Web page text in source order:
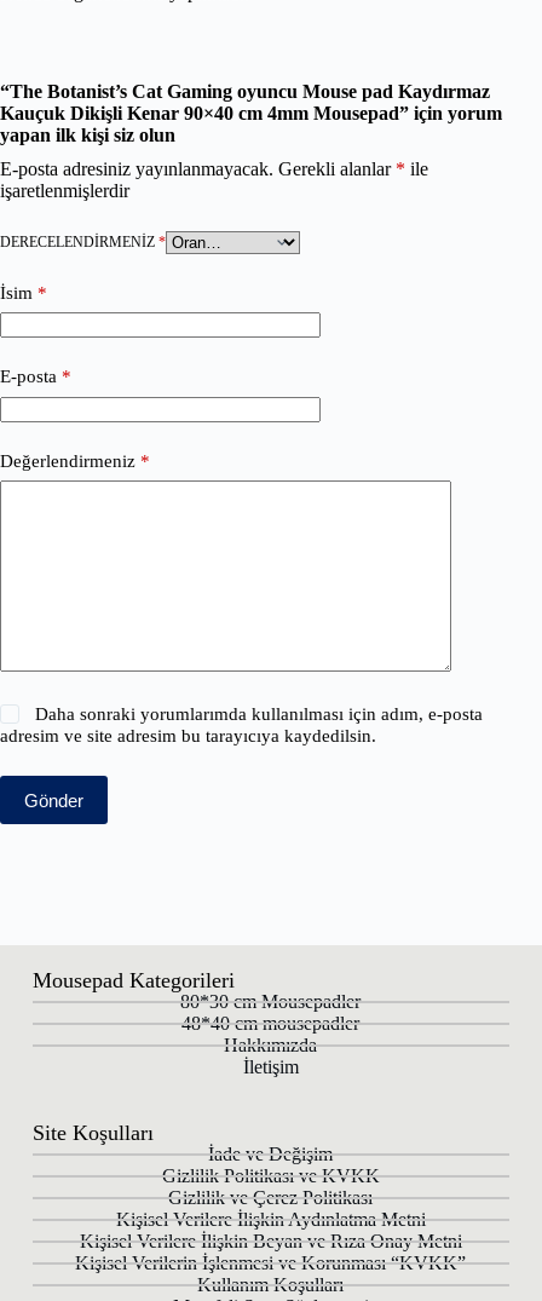
“The Botanist’s Cat Gaming oyuncu Mouse pad Kaydırmaz
Kauçuk Dikişli Kenar 90×40 cm 4mm Mousepad” için yorum
yapan ilk kişi siz olun
E-posta adresiniz yayınlanmayacak. Gerekli alanlar * ile
işaretlenmişlerdir
DERECELENDIRMENIZ *
İsim *
E-posta *
Değerlendirmeniz *
Daha sonraki yorumlarımda kullanılması için adım, e-posta
adresim ve site adresim bu tarayıcıya kaydedilsin.
Gönder
Mousepad Kategorileri
80*30 cm Mousepadler
48*40 cm mousepadler
Hakkımızda
İletişim
Site Koşulları
İade ve Değişim
Gizlilik Politikası ve KVKK
Gizlilik ve Çerez Politikası
Kişisel Verilere İlişkin Aydınlatma Metni
Kişisel Verilere İlişkin Beyan ve Rıza Onay Metni
Kişisel Verilerin İşlenmesi ve Korunması “KVKK”
Kullanım Koşulları